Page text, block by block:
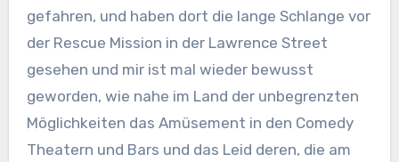
gefahren, und haben dort die lange Schlange vor
der Rescue Mission in der Lawrence Street
gesehen und mir ist mal wieder bewusst
geworden, wie nahe im Land der unbegrenzten
Möglichkeiten das Amüsement in den Comedy
Theatern und Bars und das Leid deren, die am